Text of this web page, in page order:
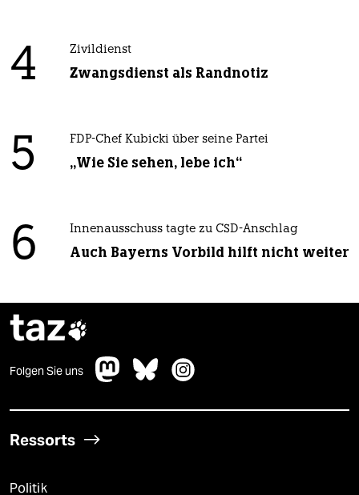
4 Zivildienst
Zwangsdienst als Randnotiz
5 FDP-Chef Kubicki über seine Partei
„Wie Sie sehen, lebe ich“
6 Innenausschuss tagte zu CSD-Anschlag
Auch Bayerns Vorbild hilft nicht weiter
taz
Folgen Sie uns
Ressorts
Politik